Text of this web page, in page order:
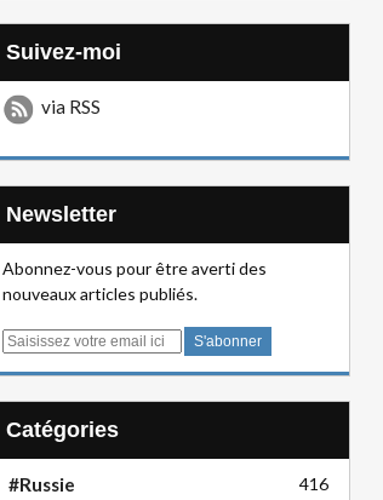
Suivez-moi
via RSS
Newsletter
Abonnez-vous pour être averti des
nouveaux articles publiés.
E
Catégories
#Russie 416